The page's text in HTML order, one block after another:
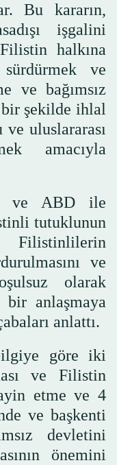
Bu kararın,
işgalini
halkına
sürdürmek ve
ve bağımsız
bir şekilde ihlal
ve uluslararası
amacıyla
ve ABD ile
tutuklunun
Filistinlilerin
ve
olarak
bir anlaşmaya
anlattı.
göre iki
ve Filistin
etme ve 4
ve başkenti
devletini
önemini